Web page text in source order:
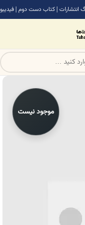
انتشارات | کتاب دست دوم | فیدیبو
موجود نیست